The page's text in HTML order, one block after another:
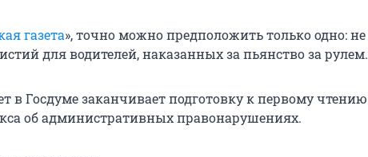
газета», точно можно предположить только одно: не
для водителей, наказанных за пьянство за рулем.
в Госдуме заканчивает подготовку к первому чтению
об административных правонарушениях.